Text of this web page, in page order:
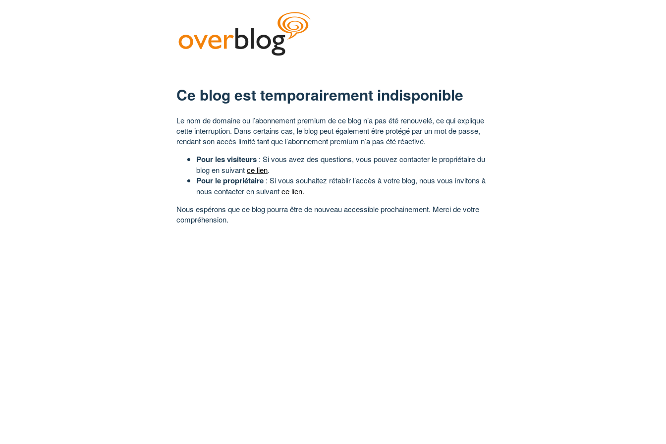
Ce blog est temporairement indisponible
Le nom de domaine ou l’abonnement premium de ce blog n’a pas été renouvelé, ce qui explique
cette interruption. Dans certains cas, le blog peut également être protégé par un mot de passe,
rendant son accès limité tant que l’abonnement premium n’a pas été réactivé.
Pour les visiteurs : Si vous avez des questions, vous pouvez contacter le propriétaire du
blog en suivantce lien.
Pour le propriétaire : Si vous souhaitez rétablir l’accès à votre blog, nous vous invitons à
nous contacter en suivantce lien.
Nous espérons que ce blog pourra être de nouveau accessible prochainement. Merci de votre
compréhension.